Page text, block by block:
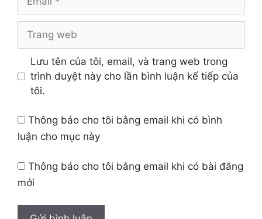
web
Lưu tên của tôi, email, và trang web trong
trình duyệt này cho lần bình luận kế tiếp của
tôi.
Thông báo cho tôi bằng email khi có bình
luận cho mục này
Thông báo cho tôi bằng email khi có bài đăng
mới